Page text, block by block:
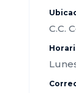
C.C.